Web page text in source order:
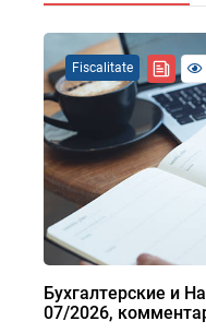
Бухгалтерские и
07/2026,
Fiscalitate